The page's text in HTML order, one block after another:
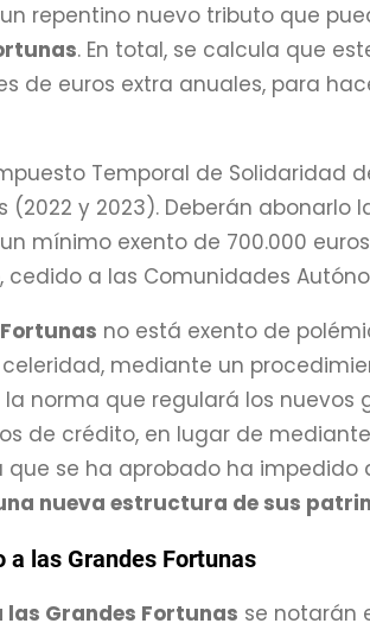
repentino nuevo tributo que
. En total, se calcula que
de euros extra anuales, para
Temporal de Solidaridad
y 2023). Deberán abonarlo
mínimo exento de 700.000
a las Comunidades
no está exento de
mediante un
norma que regulará los
de crédito, en lugar de
que se ha aprobado ha
nueva estructura de sus
las Grandes Fortunas
las Grandes Fortunas se notarán